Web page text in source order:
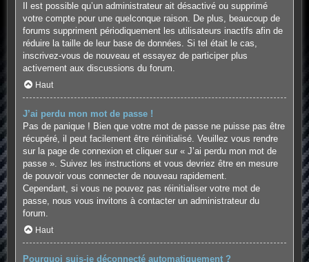
Il est possible qu’un administrateur ait désactivé ou supprimé
votre compte pour une quelconque raison. De plus, beaucoup de
forums suppriment périodiquement les utilisateurs inactifs afin de
réduire la taille de leur base de données. Si tel était le cas,
inscrivez-vous de nouveau et essayez de participer plus
activement aux discussions du forum.
Haut
J’ai perdu mon mot de passe !
Pas de panique ! Bien que votre mot de passe ne puisse pas être
récupéré, il peut facilement être réinitialisé. Veuillez vous rendre
sur la page de connexion et cliquer sur « J’ai perdu mon mot de
passe ». Suivez les instructions et vous devriez être en mesure
de pouvoir vous connecter de nouveau rapidement.
Cependant, si vous ne pouvez pas réinitialiser votre mot de
passe, nous vous invitons à contacter un administrateur du
forum.
Haut
Pourquoi suis-je déconnecté automatiquement ?